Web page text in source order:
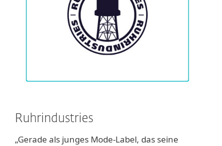
Ruhrindustries
„Gerade als junges Mode-Label, das seine